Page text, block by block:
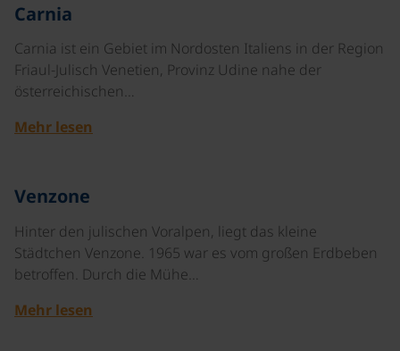
Carnia
Carnia ist ein Gebiet im Nordosten Italiens in der Region
Friaul-Julisch Venetien, Provinz Udine nahe der
österreichischen…
Mehr lesen
Venzone
Hinter den julischen Voralpen, liegt das kleine
Städtchen Venzone. 1965 war es vom großen Erdbeben
betroffen. Durch die Mühe…
Mehr lesen